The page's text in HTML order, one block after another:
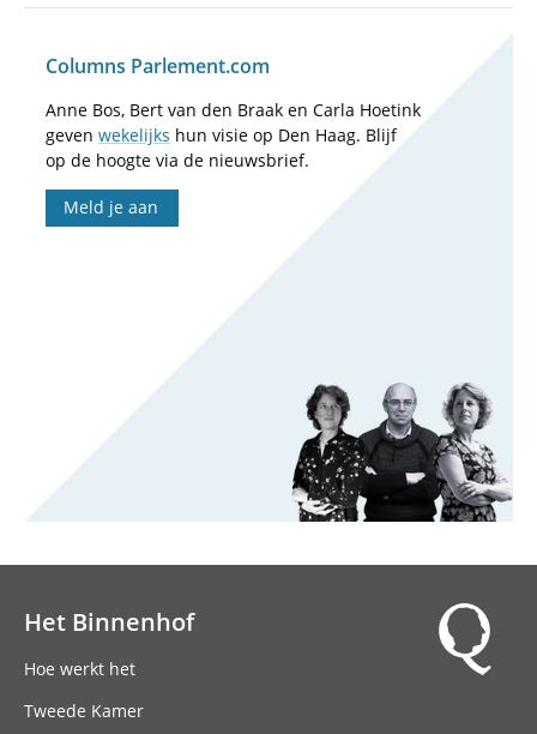
Columns Parlement.com
Anne Bos, Bert van den Braak en Carla Hoetink
geven wekelijks hun visie op Den Haag. Blijf
op de hoogte via de nieuwsbrief.
Meld je aan
Het Binnenhof
Hoe werkt het
Tweede Kamer